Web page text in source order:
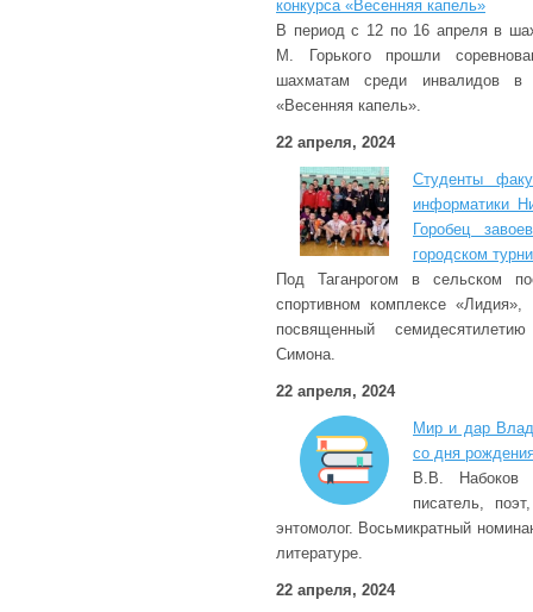
конкурса «Весенняя капель»
В период с 12 по 16 апреля в
М. Горького прошли
шахматам среди инвалидов в
«Весенняя капель».
22 апреля, 2024
Студенты
информатики
Горобец
городском
Под Таганрогом в сельском
спортивном комплексе
посвященный
Симона.
22 апреля, 2024
Мир и дар
со дня
В.В. Набоков
писатель,
энтомолог. Восьмикратный
литературе.
22 апреля, 2024